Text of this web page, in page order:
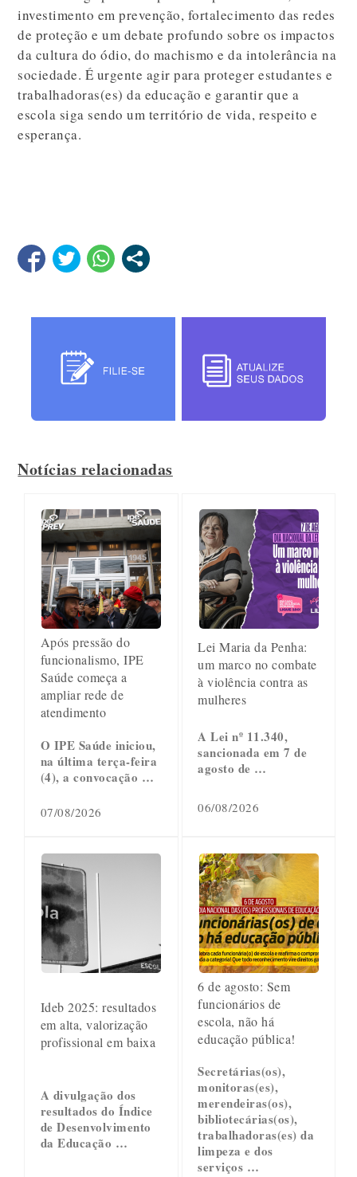
investimento em prevenção, fortalecimento das redes
de proteção e um debate profundo sobre os impactos
da cultura do ódio, do machismo e da intolerância na
sociedade. É urgente agir para proteger estudantes e
trabalhadoras(es) da educação e garantir que a
escola siga sendo um território de vida, respeito e
esperança.
Notícias relacionadas
Após pressão do
funcionalismo, IPE
Saúde começa a
ampliar rede de
atendimento
O IPE Saúde iniciou,
na última terça-feira
(4), a convocação …
07/08/2026
Lei Maria da Penha:
um marco no combate
à violência contra as
mulheres
A Lei nº 11.340,
sancionada em 7 de
agosto de …
06/08/2026
Ideb 2025: resultados
em alta, valorização
profissional em baixa
A divulgação dos
resultados do Índice
de Desenvolvimento
da Educação …
6 de agosto: Sem
funcionários de
escola, não há
educação pública!
Secretárias(os),
monitoras(es),
merendeiras(os),
bibliotecárias(os),
trabalhadoras(es) da
limpeza e dos
serviços …